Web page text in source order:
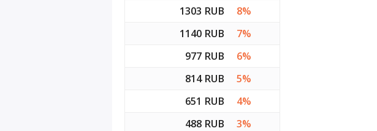
1303 RUB
8%
1140 RUB
7%
977 RUB
6%
814 RUB
5%
651 RUB
4%
488 RUB
3%